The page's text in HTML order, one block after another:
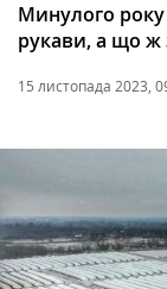
Минулого року
рукави, а що ж
15 листопада 2023,